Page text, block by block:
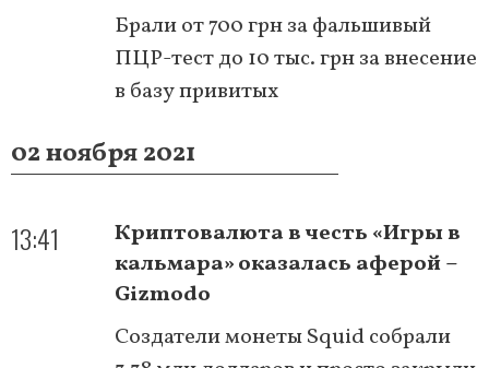
Брали от 700 грн за фальшивый
ПЦР-тест до 10 тыс. грн за внесение
в базу привитых
02 ноября 2021
13:41
Криптовалюта в честь «Игры в
кальмара» оказалась аферой –
Gizmodo
Создатели монеты Squid собрали